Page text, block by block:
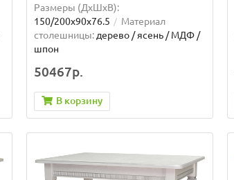
Размеры (ДхШxВ):
150/200х90х76.5
Материал
столешницы: дерево / ясень / МДФ /
шпон
50467р.
В корзину